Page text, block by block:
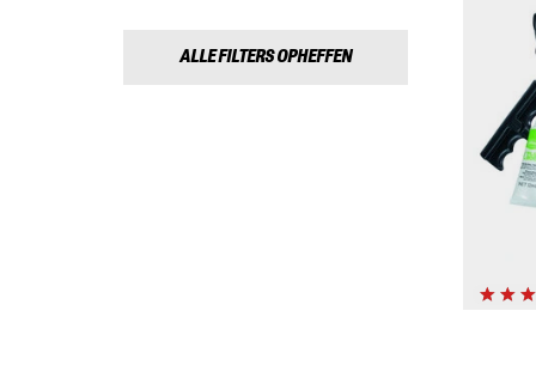
ALLE FILTERS OPHEFFEN